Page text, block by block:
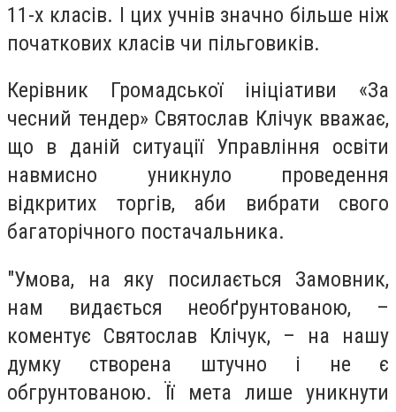
11-х класів. І цих учнів значно більше ніж
початкових класів чи пільговиків.
Керівник Громадської ініціативи «За
чесний тендер» Святослав Клічук вважає,
що в даній ситуації Управління освіти
навмисно уникнуло проведення
відкритих торгів, аби вибрати свого
багаторічного постачальника.
"Умова, на яку посилається Замовник,
нам видається необґрунтованою, –
коментує Святослав Клічук, – на нашу
думку створена штучно і не є
обгрунтованою. Її мета лише уникнути